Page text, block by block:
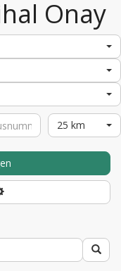
Onay
25 km